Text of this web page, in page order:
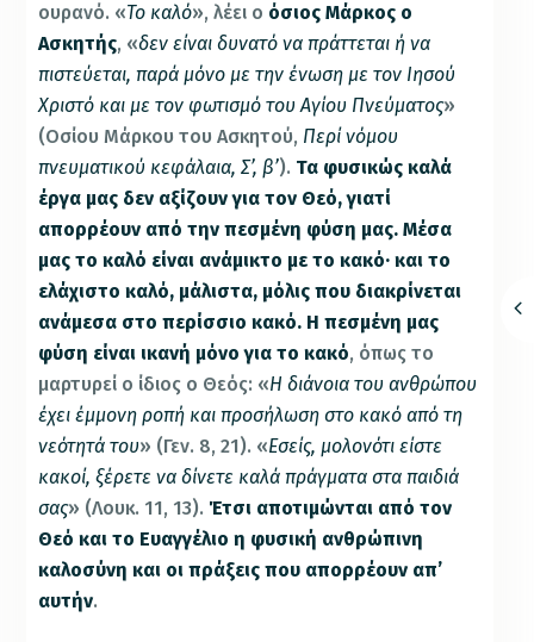
ουρανό. «Το καλό», λέει ο όσιος Μάρκος ο
Ασκητής, «δεν είναι δυνατό να πράττεται ή να
πιστεύεται, παρά μόνο με την ένωση με τον Ιησού
Χριστό και με τον φωτισμό του Αγίου Πνεύματος»
(Οσίου Μάρκου του Ασκητού, Περί νόμου
πνευματικού κεφάλαια, Σ’, β’). Τα φυσικώς καλά
έργα μας δεν αξίζουν για τον Θεό, γιατί
απορρέουν από την πεσμένη φύση μας. Μέσα
μας το καλό είναι ανάμικτο με το κακό· και το
ελάχιστο καλό, μάλιστα, μόλις που διακρίνεται
ανάμεσα στο περίσσιο κακό. Η πεσμένη μας
φύση είναι ικανή μόνο για το κακό, όπως το
μαρτυρεί ο ίδιος ο Θεός: «Η διάνοια του ανθρώπου
έχει έμμονη ροπή και προσήλωση στο κακό από τη
νεότητά του» (Γεν. 8, 21). «Εσείς, μολονότι είστε
κακοί, ξέρετε να δίνετε καλά πράγματα στα παιδιά
σας» (Λουκ. 11, 13). Έτσι αποτιμώνται από τον
Θεό και το Ευαγγέλιο η φυσική ανθρώπινη
καλοσύνη και οι πράξεις που απορρέουν απ’
αυτήν.